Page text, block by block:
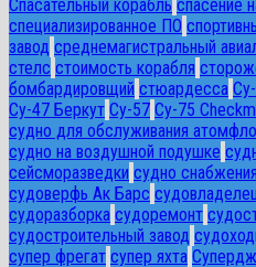
Спасательный корабль спасение
специализированное ПО
завод среднемагистральный
стелс стоимость корабля
бомбардировщий стюардесса
Су-47 Беркут Су-57 Су-75
судно для обслуживания
судно на воздушной подушке
сейсморазведки судно снабжения
судоверфь Ак Барс
судоразборка судоремонт
судостроительный завод
супер фрегат супер яхта